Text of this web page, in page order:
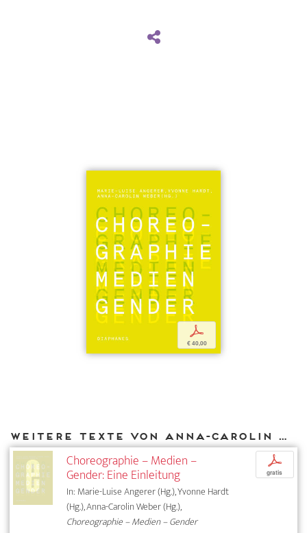
p
€ 40,00
Weitere Texte von Anna-Carolin Weber bei DIAPHANES
Choreographie – Medien –
Gender: Eine Einleitung
In: Marie-Luise Angerer (Hg.), Yvonne Hardt
(Hg.), Anna-Carolin Weber (Hg.),
Choreographie – Medien – Gender
p
gratis